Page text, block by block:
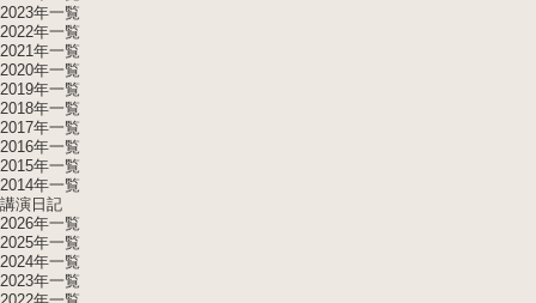
2023年一覧
2022年一覧
2021年一覧
2020年一覧
2019年一覧
2018年一覧
2017年一覧
2016年一覧
2015年一覧
2014年一覧
講演日記
2026年一覧
2025年一覧
2024年一覧
2023年一覧